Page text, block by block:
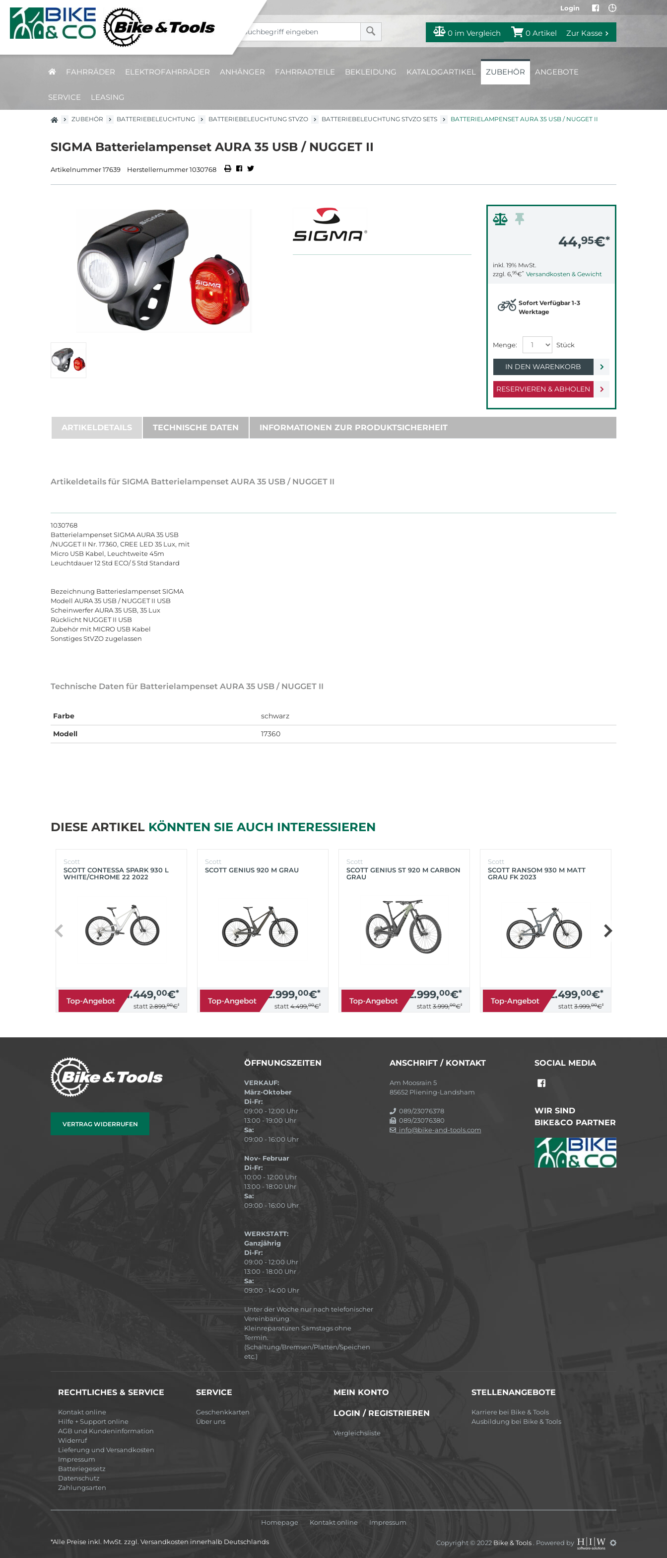
Login
0 im Vergleich 0 Artikel Zur Kasse
FAHRRÄDER ELEKTROFAHRRÄDER ANHÄNGER FAHRRADTEILE BEKLEIDUNG KATALOGARTIKEL ZUBEHÖR ANGEBOTE
SERVICE LEASING
ZUBEHÖR BATTERIEBELEUCHTUNG BATTERIEBELEUCHTUNG STVZO BATTERIEBELEUCHTUNG STVZO SETS BATTERIELAMPENSET AURA 35 USB / NUGGET II
SIGMA Batterielampenset AURA 35 USB / NUGGET II
Artikelnummer 17639 Herstellernummer 1030768
44,95€*
inkl. 19% MwSt.
zzgl. 6,95€* Versandkosten & Gewicht
RESERVIEREN & ABHOLEN
Sofort Verfügbar 1-3
Werktage
IN DEN WARENKORB
ARTIKELDETAILS TECHNISCHE DATEN INFORMATIONEN ZUR PRODUKTSICHERHEIT
Artikeldetails für SIGMA Batterielampenset AURA 35 USB / NUGGET II
1030768
Batterielampenset SIGMA AURA 35 USB
/NUGGET II Nr. 17360, CREE LED 35 Lux, mit
Micro USB Kabel, Leuchtweite 45m
Leuchtdauer 12 Std ECO/ 5 Std Standard
Bezeichnung Batterieslampenset SIGMA
Modell AURA 35 USB / NUGGET II USB
Scheinwerfer AURA 35 USB, 35 Lux
Rücklicht NUGGET II USB
Zubehör mit MICRO USB Kabel
Sonstiges StVZO zugelassen
Technische Daten für Batterielampenset AURA 35 USB / NUGGET II
Farbe
schwarz
Modell
17360
DIESE ARTIKEL KÖNNTEN SIE AUCH INTERESSIEREN
Scott
SCOTT CONTESSA SPARK 930 L
WHITE/CHROME 22 2022
1.449,00€*
statt 2.899,00€*
Scott
SCOTT GENIUS 920 M GRAU
2.999,00€*
statt 4.499,00€*
Scott
SCOTT GENIUS ST 920 M CARBON
GRAU
2.999,00€*
statt 3.999,00€*
Scott
SCOTT RANSOM 930 M MATT
GRAU FK 2023
2.499,00€*
statt 3.999,00€*
VERTRAG WIDERRUFEN
ÖFFNUNGSZEITEN
VERKAUF:
März-Oktober
Di-Fr:
09:00 - 12:00 Uhr
13:00 - 19:00 Uhr
Sa:
09:00 - 16:00 Uhr
Nov- Februar
Di-Fr:
10:00 - 12:00 Uhr
13:00 - 18:00 Uhr
Sa:
09:00 - 16:00 Uhr
WERKSTATT:
Ganzjährig
Di-Fr:
09:00 - 12:00 Uhr
13:00 - 18:00 Uhr
Sa:
09:00 - 14:00 Uhr
Unter der Woche nur nach telefonischer
Vereinbarung.
Kleinreparaturen Samstags ohne
Termin.
(Schaltung/Bremsen/Platten/Speichen
etc.)
ANSCHRIFT / KONTAKT
Am Moosrain 5
85652 Pliening-Landsham
089/23076378
089/23076380
info@bike-and-tools.com
SOCIAL MEDIA
WIR SIND
BIKE&CO PARTNER
RECHTLICHES & SERVICE
Kontakt online
Hilfe + Support online
AGB und Kundeninformation
Widerruf
Lieferung und Versandkosten
Impressum
Batteriegesetz
Datenschutz
Zahlungsarten
SERVICE
Geschenkkarten
Über uns
MEIN KONTO
LOGIN / REGISTRIEREN
Vergleichsliste
STELLENANGEBOTE
Karriere bei Bike & Tools
Ausbildung bei Bike & Tools
Homepage Kontakt online Impressum
*Alle Preise inkl. MwSt. zzgl. Versandkosten innerhalb Deutschlands Copyright © 2022 Bike & Tools . Powered by